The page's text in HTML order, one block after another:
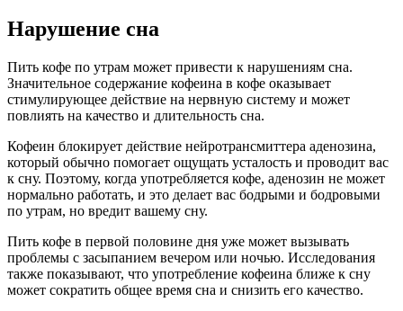
Нарушение сна
Пить кофе по утрам может привести к нарушениям сна.
Значительное содержание кофеина в кофе оказывает
стимулирующее действие на нервную систему и может
повлиять на качество и длительность сна.
Кофеин блокирует действие нейротрансмиттера аденозина,
который обычно помогает ощущать усталость и проводит вас
к сну. Поэтому, когда употребляется кофе, аденозин не может
нормально работать, и это делает вас бодрыми и бодровыми
по утрам, но вредит вашему сну.
Пить кофе в первой половине дня уже может вызывать
проблемы с засыпанием вечером или ночью. Исследования
также показывают, что употребление кофеина ближе к сну
может сократить общее время сна и снизить его качество.